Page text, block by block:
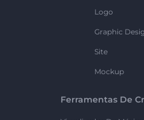
Logo
Graphic
Site
Mockup
Ferramentas De